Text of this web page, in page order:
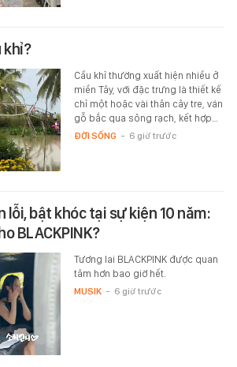
khỉ?
Cầu khỉ thường xuất hiện nhiều ở
miền Tây, với đặc trưng là thiết kế
chỉ một hoặc vài thân cây tre, ván
gỗ bắc qua sông rạch, kết hợp…
ĐỜI SỐNG - 6 giờ trước
lỗi, bật khóc tại sự kiện 10 năm:
BLACKPINK?
Tương lai BLACKPINK được quan
tâm hơn bao giờ hết.
MUSIK - 6 giờ trước